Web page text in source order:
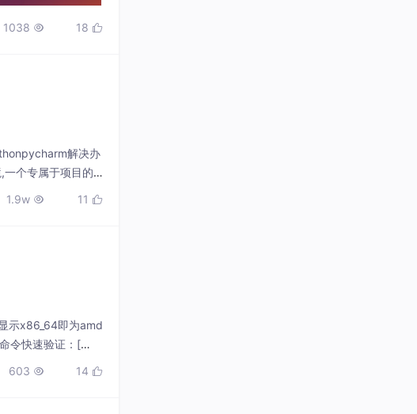
1038  18 
解决办
个专属于项目的p
1.9w  11 
示x86_64即为amd
令快速验证：[
603  14 